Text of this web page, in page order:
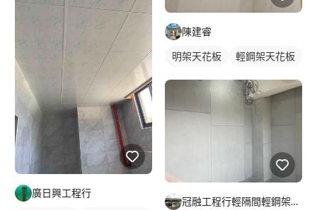
廣日興工程行
陳建睿
明架天花板 輕鋼架天花板
冠融工程行輕隔間輕鋼架暗架造型天花